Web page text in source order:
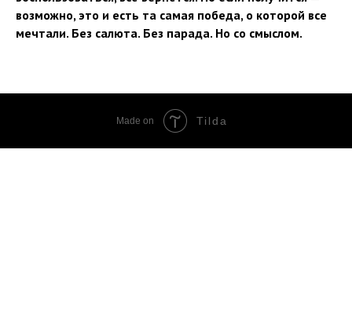
возможно, это и есть та самая победа, о которой все
мечтали. Без салюта. Без парада. Но со смыслом.
Made on Tilda